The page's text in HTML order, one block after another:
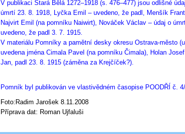
V publikaci Stará Bělá 1272–1918 (s. 476–477) jsou odlišné
úmrtí 23. 8. 1918, Lyčka Emil – uvedeno, že padl, Menšík
Najvirt Emil (na pomníku Naiwirt), Nováček Václav – údaj o
uvedeno, že padl 3. 7. 1915.
V materiálu Pomníky a pamětní desky okresu Ostrava-město
uvedena jména Cimala Pavel (na pomníku Čimala), Holan
Jan, padl 23. 8. 1915 (záměna za Krejčíček?).
Pomník byl publikován ve vlastivědném časopise POODŘÍ č.
Foto:Radim Jarošek 8.11.2008
Příprava dat: Roman Ujfaluši